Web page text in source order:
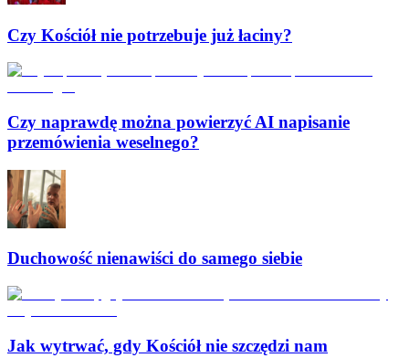
Czy Kościół nie potrzebuje już łaciny?
Czy naprawdę można powierzyć AI napisanie
przemówienia weselnego?
Duchowość nienawiści do samego siebie
Jak wytrwać, gdy Kościół nie szczędzi nam